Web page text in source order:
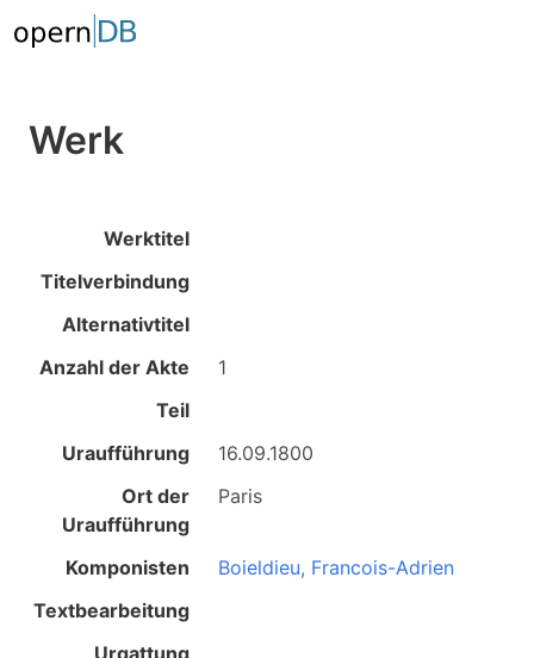
Werk
Werktitel
Titelverbindung
Alternativtitel
Anzahl der Akte
1
Teil
Uraufführung
16.09.1800
Ort der
Uraufführung
Paris
Komponisten
Boieldieu, Francois-Adrien
Textbearbeitung
Urgattung